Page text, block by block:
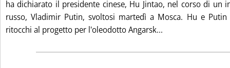
ha dichiarato il presidente cinese, Hu Jintao, nel corso di un
russo, Vladimir Putin, svoltosi martedì a Mosca. Hu e
ritocchi al progetto per l'oleodotto Angarsk...